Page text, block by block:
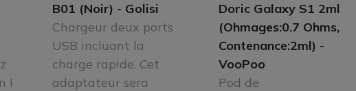
!
B01 (Noir) - Golisi
Chargeur deux ports
USB incluant la
charge rapide. Cet
adaptateur sera
Doric Galaxy S1 2ml
(Ohmages:0.7 Ohms,
Contenance:2ml) -
VooPoo
Pod de